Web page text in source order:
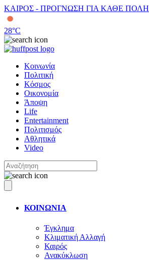
ΚΑΙΡΟΣ - ΠΡΟΓΝΩΣΗ ΓΙΑ ΚΑΘΕ ΠΟΛΗ
28°C
Κοινωνία
Πολιτική
Κόσμος
Οικονομία
Άποψη
Life
Entertainment
Πολιτισμός
Αθλητικά
Video
ΚΟΙΝΩΝΙΑ
Έγκλημα
Κλιματική Αλλαγή
Καιρός
Ανακύκλωση